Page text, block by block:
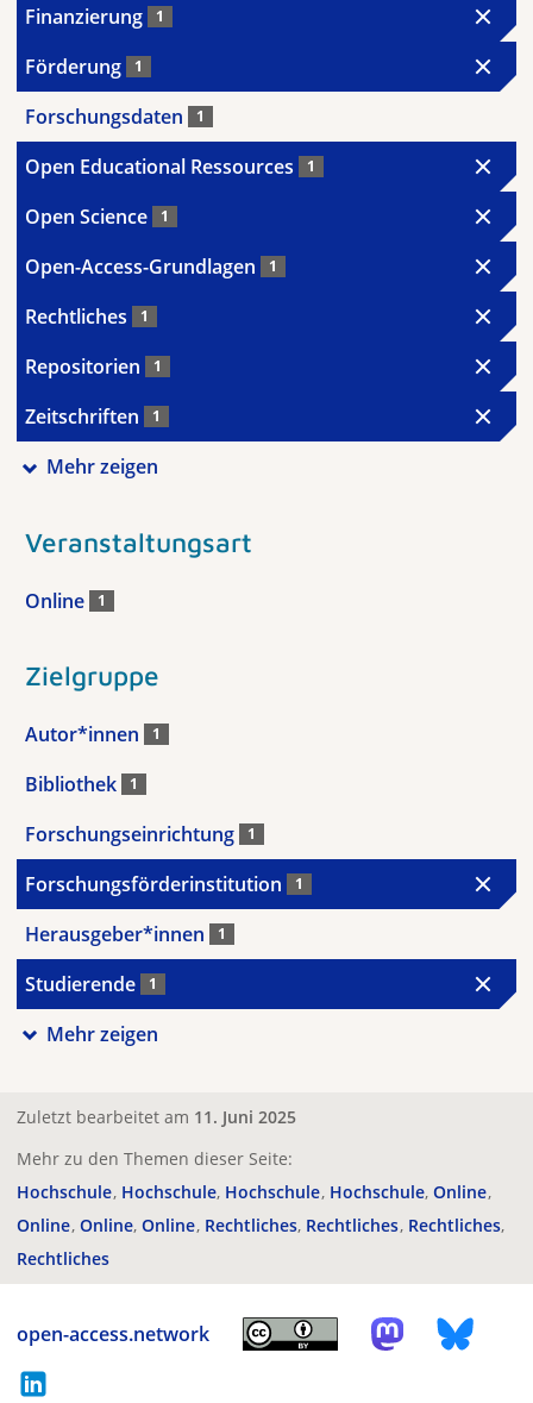
Finanzierung 1
Förderung 1
Forschungsdaten 1
Open Educational Ressources 1
Open Science 1
Open-Access-Grundlagen 1
Rechtliches 1
Repositorien 1
Zeitschriften 1
Mehr zeigen
Veranstaltungsart
Online 1
Zielgruppe
Autor*innen 1
Bibliothek 1
Forschungseinrichtung 1
Forschungsförderinstitution 1
Herausgeber*innen 1
Studierende 1
Mehr zeigen
Zuletzt bearbeitet am 11. Juni 2025
Mehr zu den Themen dieser Seite:
Hochschule Hochschule Hochschule Hochschule Online
Online Online Online Rechtliches Rechtliches Rechtliches
Rechtliches
open-access.network